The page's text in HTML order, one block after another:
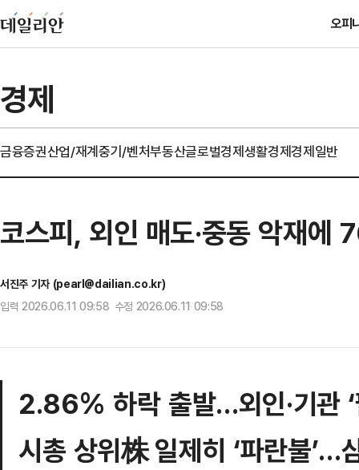
오피
경제
금융증권산업/재계중기/벤처부동산글로벌경제생활경제경제일반
코스피, 외인 매도·중동 악재
서진주 기자 (pearl@dailian.co.kr)
입력 2026.06.11 09:58 수정 2026.06.11 09:58
2.86% 하락 출발…외인·기관 ‘
시총 상위株 일제히 ‘파란불’…